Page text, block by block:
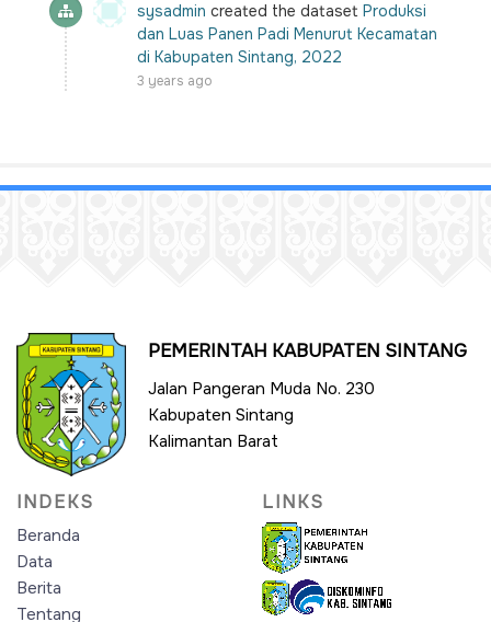
sysadmin created the dataset Produksi
dan Luas Panen Padi Menurut Kecamatan
di Kabupaten Sintang, 2022
3 years ago
PEMERINTAH KABUPATEN SINTANG
Jalan Pangeran Muda No. 230
Kabupaten Sintang
Kalimantan Barat
INDEKS
Beranda
Data
Berita
Tentang
LINKS